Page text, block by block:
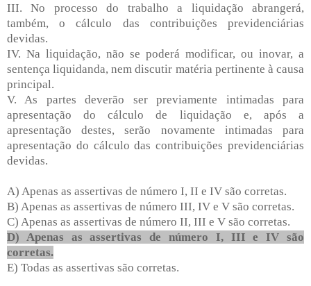
III. No processo do trabalho a liquidação abrangerá,
também, o cálculo das contribuições previdenciárias
devidas.
IV. Na liquidação, não se poderá modificar, ou inovar, a
sentença liquidanda, nem discutir matéria pertinente à causa
principal.
V. As partes deverão ser previamente intimadas para
apresentação do cálculo de liquidação e, após a
apresentação destes, serão novamente intimadas para
apresentação do cálculo das contribuições previdenciárias
devidas.
A) Apenas as assertivas de número I, II e IV são corretas.
B) Apenas as assertivas de número III, IV e V são corretas.
C) Apenas as assertivas de número II, III e V são corretas.
D) Apenas as assertivas de número I, III e IV são
corretas.
E) Todas as assertivas são corretas.